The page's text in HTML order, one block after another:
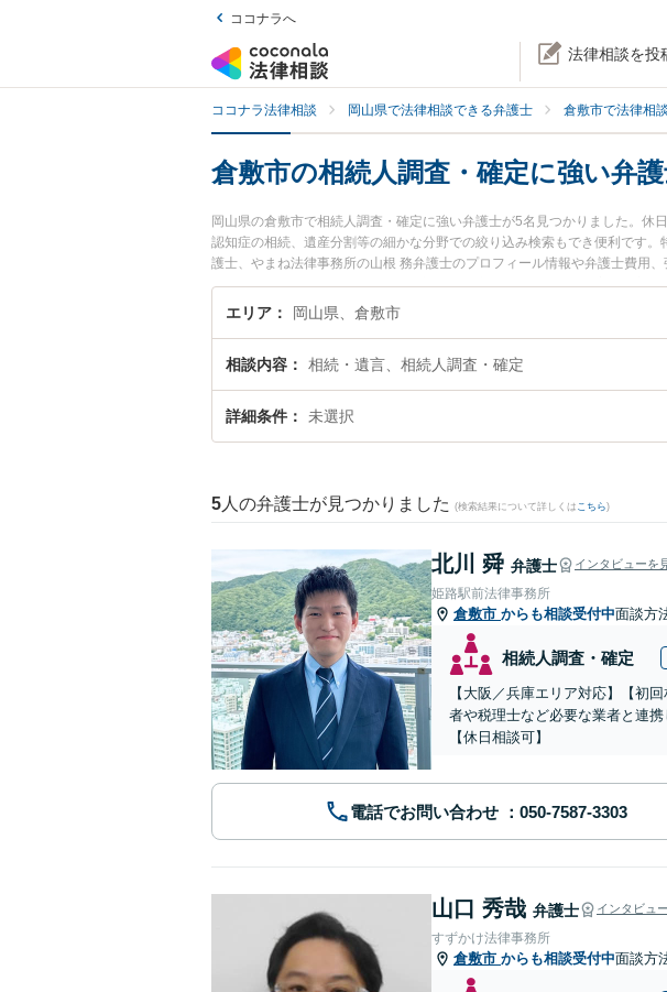
ココナラへ
法律相談を投
ココナラ法律相談 岡山県で法律相談できる弁護士 倉敷市で法律相
倉敷市の相続人調査・確定に強い弁
岡山県の倉敷市で相続人調査・確定に強い弁護士が5名見つかりました。
認知症の相続、遺産分割等の細かな分野での絞り込み検索もでき便利です
護士、やまね法律事務所の山根 務弁護士のプロフィール情報や弁護士費用
ぐに弁護士に相談したい』『相続人調査・確定のトラブル解決の実績豊富
相談予約したい』などでお困りの相談者さんにおすすめです。
エリア 岡山県、倉敷市
相談内容 相続・遺言、相続人調査・確定
詳細条件 未選択
5 人の弁護士が見つかりました (検索結果について詳しくは こちら)
北川 舜 弁護士 インタビューを
姫路駅前法律事務所
倉敷市 からも相談受付中面談方
相続人調査・確定
【大阪／兵庫エリア対応】【初
者や税理士など必要な業者と連
【休日相談可】
電話でお問い合わせ
山口 秀哉 弁護士 インタビュ
すずかけ法律事務所
倉敷市 からも相談受付中面談方